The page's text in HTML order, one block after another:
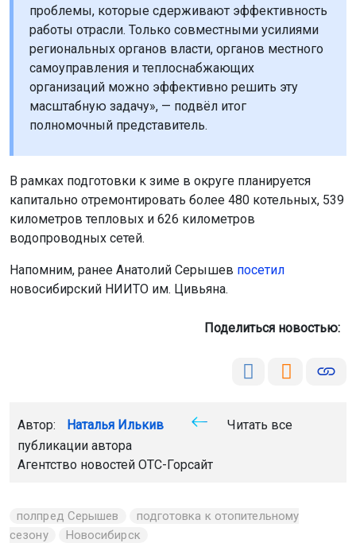
проблемы, которые сдерживают эффективность
работы отрасли. Только совместными усилиями
региональных органов власти, органов местного
самоуправления и теплоснабжающих
организаций можно эффективно решить эту
масштабную задачу», — подвёл итог
полномочный представитель.
В рамках подготовки к зиме в округе планируется
капитально отремонтировать более 480 котельных, 539
километров тепловых и 626 километров
водопроводных сетей.
Напомним, ранее Анатолий Серышев посетил
новосибирский НИИТО им. Цивьяна.
Поделиться новостью:
Автор: Наталья Илькив
Читать все
публикации автора
Агентство новостей ОТС-Горсайт
полпред Серышев
подготовка к отопительному
сезону
Новосибирск